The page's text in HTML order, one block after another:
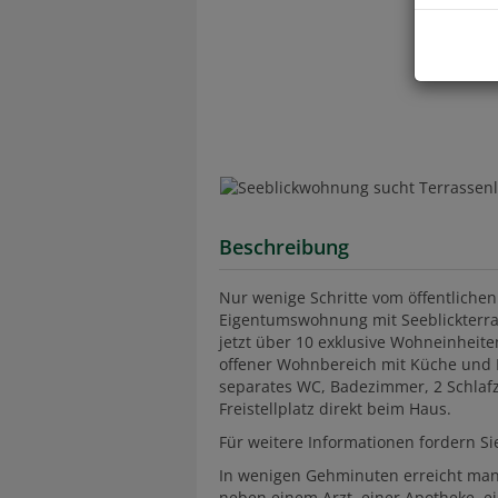
Beschreibung
Nur wenige Schritte vom
Eigentumswohnung mit
jetzt über 10 exklusive
offener Wohnbereich mit Küche
separates WC, Badezimmer, 2
Freistellplatz direkt beim Haus.
Für weitere Informationen fordern
In wenigen Gehminuten erreicht